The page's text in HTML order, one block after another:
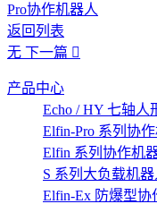
Pro协作机器人
返回列表
无 下一篇
产品中心
Echo / HY 七轴人
Elfin-Pro 系列协
Elfin 系列协作机
S 系列大负载机器
Elfin-Ex 防爆型协